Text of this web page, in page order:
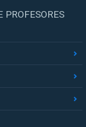
PROFESORES